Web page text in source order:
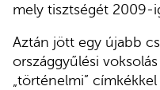
mely tisztségét 2009-
Aztán jött egy újabb
országgyűlési
„történelmi” címkékkel